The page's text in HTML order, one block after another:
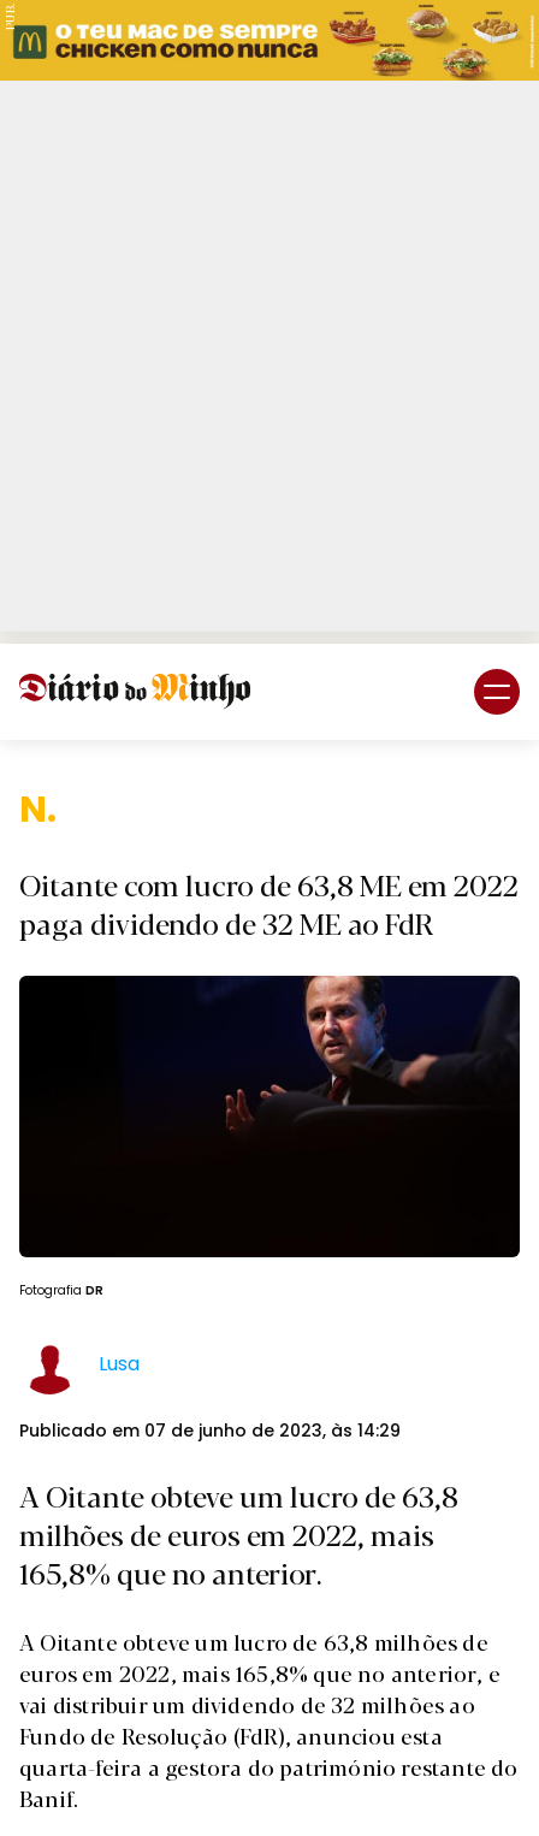
PUB.
N
Oitante com lucro de 63,8 ME em 2022
paga dividendo de 32 ME ao FdR
Fotografia DR
Lusa
Publicado em 07 de junho de 2023, às 14:29
A Oitante obteve um lucro de 63,8
milhões de euros em 2022, mais
165,8% que no anterior.
A Oitante obteve um lucro de 63,8 milhões de
euros em 2022, mais 165,8% que no anterior, e
vai distribuir um dividendo de 32 milhões ao
Fundo de Resolução (FdR), anunciou esta
quarta-feira a gestora do património restante do
Banif.